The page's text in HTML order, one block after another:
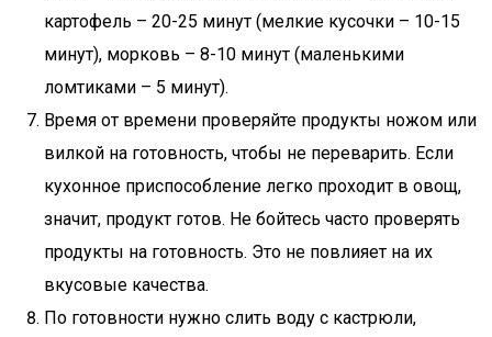
картофель – 20-25 минут (мелкие кусочки – 10-15
минут), морковь – 8-10 минут (маленькими
ломтиками – 5 минут).
Время от времени проверяйте продукты ножом или
вилкой на готовность, чтобы не переварить. Если
кухонное приспособление легко проходит в овощ,
значит, продукт готов. Не бойтесь часто проверять
продукты на готовность. Это не повлияет на их
вкусовые качества.
По готовности нужно слить воду с кастрюли,